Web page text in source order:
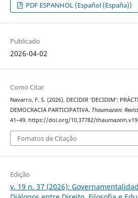
PDF ESPANHOL (Español (España))
Publicado
2026-04-02
Como Citar
Navarro, F. S. (2026). DECIDIR ‘DECIDIM’:
DEMOCRACIA PARTICIPATIVA. Thaumazein:
41–49. https://doi.org/10.37782/
Fomatos de Citação
Edição
v. 19 n. 37 (2026):